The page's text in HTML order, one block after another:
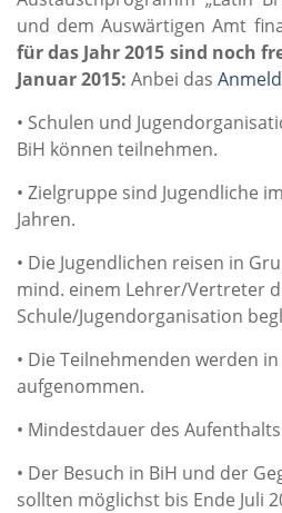
und dem Auswärtigen Amt
für das Jahr 2015 sind noch
Januar 2015: Anbei das
• Schulen und
BiH können teilnehmen.
• Zielgruppe sind Jugendliche
Jahren.
• Die Jugendlichen reisen in
mind. einem Lehrer/Vertreter
Schule/Jugendorganisation
• Die Teilnehmenden werden
aufgenommen.
• Mindestdauer des
• Der Besuch in BiH und der
sollten möglichst bis Ende Juli